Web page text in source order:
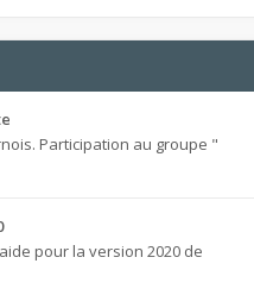
Participation au groupe "
pour la version 2020 de